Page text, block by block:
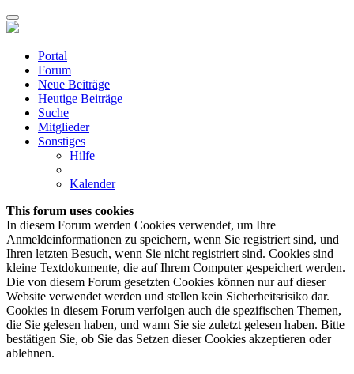
Portal
Forum
Neue Beiträge
Heutige Beiträge
Suche
Mitglieder
Sonstiges
Hilfe
Kalender
This forum uses cookies
In diesem Forum werden Cookies verwendet, um Ihre
Anmeldeinformationen zu speichern, wenn Sie registriert sind, und
Ihren letzten Besuch, wenn Sie nicht registriert sind. Cookies sind
kleine Textdokumente, die auf Ihrem Computer gespeichert werden.
Die von diesem Forum gesetzten Cookies können nur auf dieser
Website verwendet werden und stellen kein Sicherheitsrisiko dar.
Cookies in diesem Forum verfolgen auch die spezifischen Themen,
die Sie gelesen haben, und wann Sie sie zuletzt gelesen haben. Bitte
bestätigen Sie, ob Sie das Setzen dieser Cookies akzeptieren oder
ablehnen.